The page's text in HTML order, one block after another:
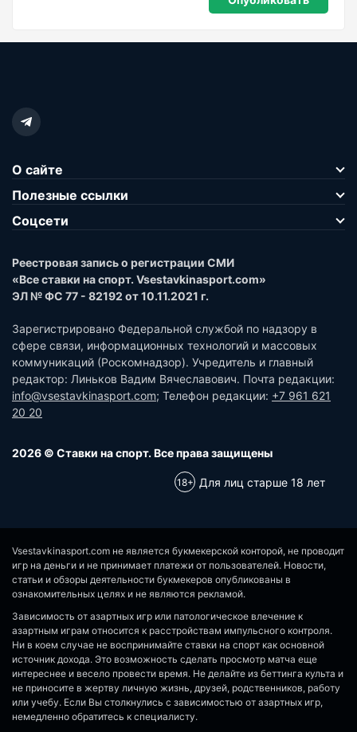
О сайте
Полезные ссылки
Соцсети
Реестровая запись о регистрации СМИ
«Все ставки на спорт. Vsestavkinasport.com»
ЭЛ № ФС 77 - 82192 от 10.11.2021 г.
Зарегистрировано Федеральной службой по надзору в
сфере связи, информационных технологий и массовых
коммуникаций (Роскомнадзор). Учредитель и главный
редактор: Линьков Вадим Вячеславович. Почта редакции:
info@vsestavkinasport.com; Телефон редакции: +7 961 621
20 20
2026 © Ставки на спорт. Все права защищены
Для лиц старше 18 лет
Vsestavkinasport.com не является букмекерской конторой, не проводит
игр на деньги и не принимает платежи от пользователей. Новости,
статьи и обзоры деятельности букмекеров опубликованы в
ознакомительных целях и не являются рекламой.
Зависимость от азартных игр или патологическое влечение к
азартным играм относится к расстройствам импульсного контроля.
Ни в коем случае не воспринимайте ставки на спорт как основной
источник дохода. Это возможность сделать просмотр матча еще
интереснее и весело провести время. Не делайте из беттинга культа и
не приносите в жертву личную жизнь, друзей, родственников, работу
или учебу. Если Вы столкнулись с зависимостью от азартных игр,
немедленно обратитесь к специалисту.